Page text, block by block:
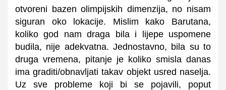
otvoreni bazen olimpijskih dimenzija, no nisam
siguran oko lokacije. Mislim kako Barutana,
koliko god nam draga bila i lijepe uspomene
budila, nije adekvatna. Jednostavno, bila su to
druga vremena, pitanje je koliko smisla danas
ima graditi/obnavljati takav objekt usred naselja.
Uz sve probleme koji bi se pojavili, poput